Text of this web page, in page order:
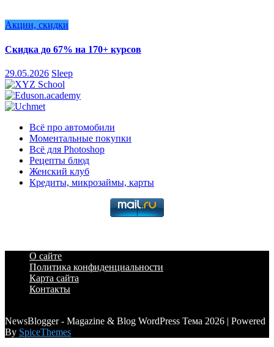
Акции, скидки
Скидка до 67% на 170+ курсов
29.05.2026 Sleep
Всё про автомобили
Моментальные покупки
Всё для Photoshop
Рецепты блюд
Женский клуб
Кредиты, микрозаймы, карты
О сайте
Политика конфиденциальности
Карта сайта
Контакты
NewsBlogger - Magazine & Blog WordPress Тема 2026 | Powered
By SpiceThemes